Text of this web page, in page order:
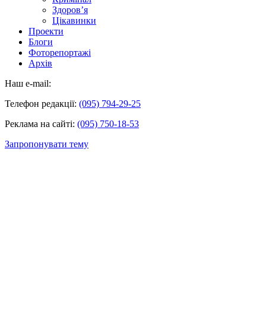
Здоров’я
Цікавинки
Проекти
Блоги
Фоторепортажі
Архів
Наш e-mail:
Телефон редакції: (095) 794-29-25
Реклама на сайті: (095) 750-18-53
Запропонувати тему